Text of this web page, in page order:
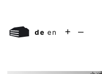
de en + –